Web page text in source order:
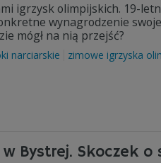
igrzysk olimpijskich. 19-
wynagrodzenie
mógł na nią przejść?
narciarskie
zimowe igrzyska
Bystrej. Skoczek o